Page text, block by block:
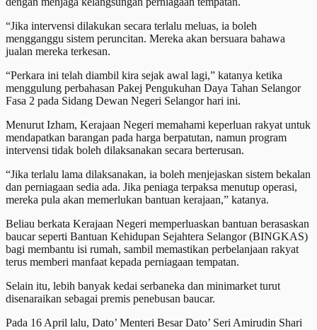
“Jika intervensi dilakukan secara terlalu meluas, ia boleh
mengganggu sistem peruncitan. Mereka akan bersuara bahawa
jualan mereka terkesan.
“Perkara ini telah diambil kira sejak awal lagi,” katanya ketika
menggulung perbahasan Pakej Pengukuhan Daya Tahan Selangor
Fasa 2 pada Sidang Dewan Negeri Selangor hari ini.
Menurut Izham, Kerajaan Negeri memahami keperluan rakyat untuk
mendapatkan barangan pada harga berpatutan, namun program
intervensi tidak boleh dilaksanakan secara berterusan.
“Jika terlalu lama dilaksanakan, ia boleh menjejaskan sistem bekalan
dan perniagaan sedia ada. Jika peniaga terpaksa menutup operasi,
mereka pula akan memerlukan bantuan kerajaan,” katanya.
Beliau berkata Kerajaan Negeri memperluaskan bantuan berasaskan
baucar seperti Bantuan Kehidupan Sejahtera Selangor (BINGKAS)
bagi membantu isi rumah, sambil memastikan perbelanjaan rakyat
terus memberi manfaat kepada perniagaan tempatan.
Selain itu, lebih banyak kedai serbaneka dan minimarket turut
disenaraikan sebagai premis penebusan baucar.
Pada 16 April lalu, Dato’ Menteri Besar Dato’ Seri Amirudin Shari